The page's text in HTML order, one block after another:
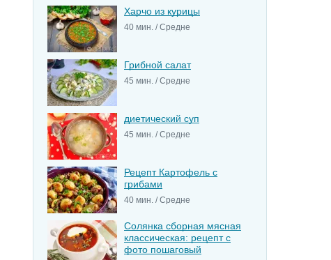
Харчо из курицы
40 мин. / Средне
Грибной салат
45 мин. / Средне
диетический суп
45 мин. / Средне
Рецепт Картофель с
грибами
40 мин. / Средне
Солянка сборная мясная
классическая: рецепт с
фото пошаговый